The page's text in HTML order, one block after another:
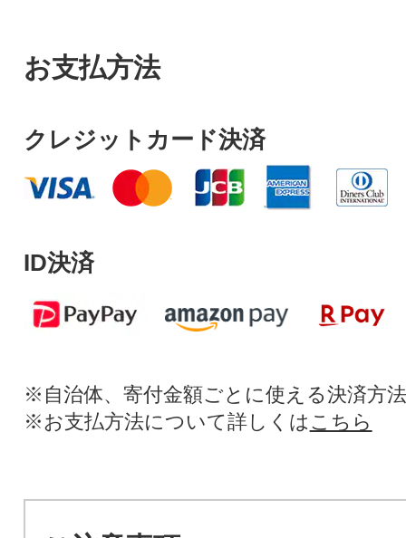
お支払方法
クレジットカード決済
ID決済
※自治体、寄付金額ごとに使える決済方
※お支払方法について詳しくは こちら